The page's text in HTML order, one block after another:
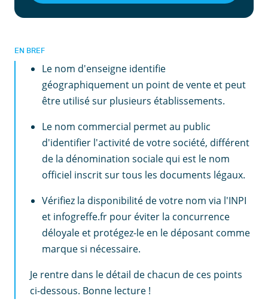
EN BREF
Le nom d'enseigne identifie
géographiquement un point de vente et peut
être utilisé sur plusieurs établissements.
Le nom commercial permet au public
d'identifier l'activité de votre société, différent
de la dénomination sociale qui est le nom
officiel inscrit sur tous les documents légaux.
Vérifiez la disponibilité de votre nom via l'INPI
et infogreffe.fr pour éviter la concurrence
déloyale et protégez-le en le déposant comme
marque si nécessaire.
Je rentre dans le détail de chacun de ces points
ci-dessous. Bonne lecture !